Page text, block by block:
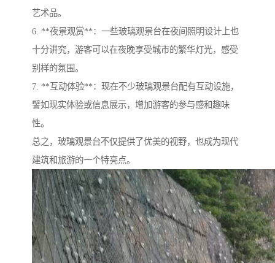
艺术品。
6. **夜景观赏**：一些玻璃观景台在夜间照明设计上也
十分讲究，游客可以在夜晚享受城市的繁华灯光，感受
别样的氛围。
7. **互动体验**：现在不少玻璃观景台配有互动设施，
譬如现实体验或信息展示，增加游客的参与感和趣味
性。
总之，玻璃观景台不仅提供了优美的视野，也成为现代
建筑和旅游的一个特亮点。